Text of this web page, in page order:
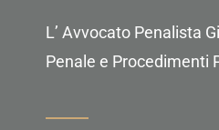
L’ Avvocato Penalista
Penale e Procedimenti